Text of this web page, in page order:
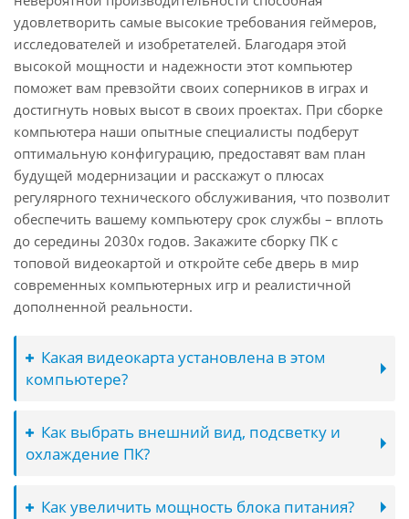
удовлетворить самые высокие требования геймеров,
исследователей и изобретателей. Благодаря этой
высокой мощности и надежности этот компьютер
поможет вам превзойти своих соперников в играх и
достигнуть новых высот в своих проектах. При сборке
компьютера наши опытные специалисты подберут
оптимальную конфигурацию, предоставят вам план
будущей модернизации и расскажут о плюсах
регулярного технического обслуживания, что позволит
обеспечить вашему компьютеру срок службы – вплоть
до середины 2030х годов. Закажите сборку ПК с
топовой видеокартой и откройте себе дверь в мир
современных компьютерных игр и реалистичной
дополненной реальности.
Какая видеокарта установлена в этом
компьютере?
Как выбрать внешний вид, подсветку и
охлаждение ПК?
Как увеличить мощность блока питания?